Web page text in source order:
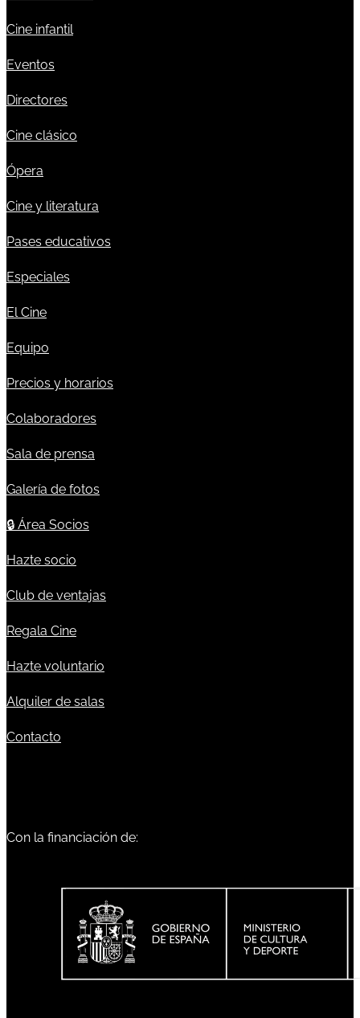
Cine infantil
Eventos
Directores
Cine clásico
Ópera
Cine y literatura
Pases educativos
Especiales
El Cine
Equipo
Precios y horarios
Colaboradores
Sala de prensa
Galería de fotos
🔒 Área Socios
Hazte socio
Club de ventajas
Regala Cine
Hazte voluntario
Alquiler de salas
Contacto
Con la financiación de: